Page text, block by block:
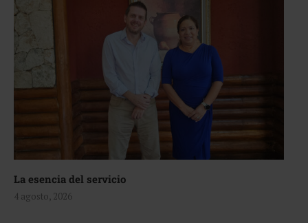
La esencia del servicio
4 agosto, 2026